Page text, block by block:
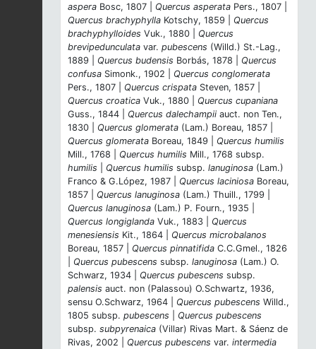
aspera Bosc, 1807 | Quercus asperata Pers., 1807 |
Quercus brachyphylla Kotschy, 1859 | Quercus
brachyphylloides Vuk., 1880 | Quercus
brevipedunculata var. pubescens (Willd.) St.-Lag.,
1889 | Quercus budensis Borbás, 1878 | Quercus
confusa Simonk., 1902 | Quercus conglomerata
Pers., 1807 | Quercus crispata Steven, 1857 |
Quercus croatica Vuk., 1880 | Quercus cupaniana
Guss., 1844 | Quercus dalechampii auct. non Ten.,
1830 | Quercus glomerata (Lam.) Boreau, 1857 |
Quercus glomerata Boreau, 1849 | Quercus humilis
Mill., 1768 | Quercus humilis Mill., 1768 subsp.
humilis
Quercus humilis subsp. lanuginosa (Lam.)
Franco & G.López, 1987 | Quercus laciniosa Boreau,
1857 | Quercus lanuginosa (Lam.) Thuill., 1799 |
Quercus lanuginosa (Lam.) P. Fourn., 1935 |
Quercus longiglanda Vuk., 1883 | Quercus
menesiensis Kit., 1864 | Quercus microbalanos
Boreau, 1857 | Quercus pinnatifida C.C.Gmel., 1826
Quercus pubescens subsp. lanuginosa (Lam.) O.
Schwarz, 1934 | Quercus pubescens subsp.
palensis auct. non (Palassou) O.Schwartz, 1936,
sensu O.Schwarz, 1964 | Quercus pubescens Willd.,
1805 subsp. pubescens
Quercus pubescens
subsp. subpyrenaica (Villar) Rivas Mart. & Sáenz de
Rivas, 2002 | Quercus pubescens var. intermedia